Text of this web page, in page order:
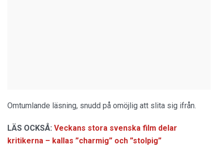
Omtumlande läsning, snudd på omöjlig att slita sig ifrån.
LÄS OCKSÅ: Veckans stora svenska film delar
kritikerna – kallas ”charmig” och ”stolpig”